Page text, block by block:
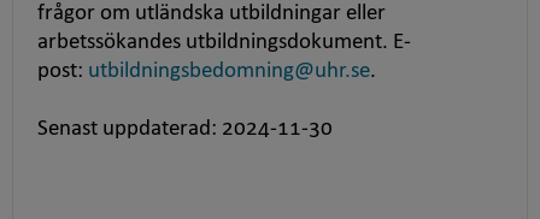
frågor om utländska utbildningar eller
arbetssökandes utbildningsdokument. E-
post: utbildningsbedomning@uhr.se.
Senast uppdaterad: 2024-11-30